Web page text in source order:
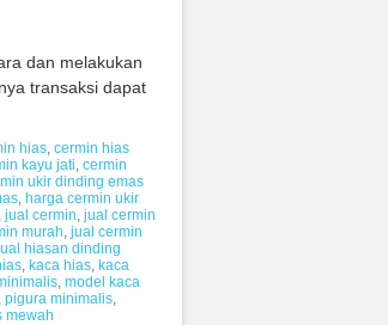
dan melakukan
transaksi dapat
hias cermin hias
kayu jati cermin
ukir dinding emas
harga cermin ukir
jual cermin jual cermin
murah jual cermin
hiasan dinding
kaca hias kaca
model kaca
pigura minimalis
mewah